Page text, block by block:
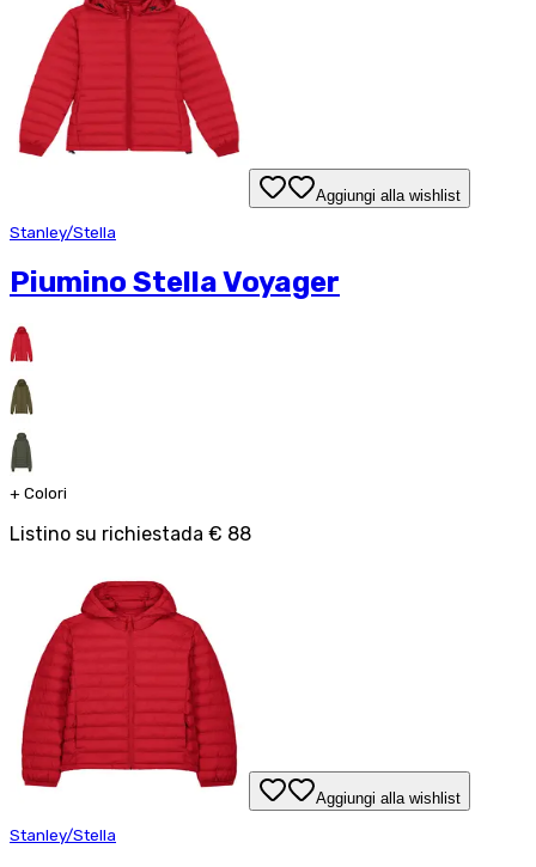
Aggiungi alla wishlist
Stanley/Stella
Piumino Stella Voyager
+ Colori
Listino su richiestada € 88
Aggiungi alla wishlist
Stanley/Stella